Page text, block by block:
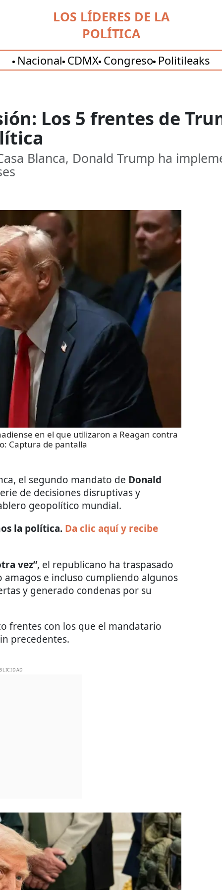
LOS LÍDERES DE LA
POLÍTICA
Nacional CDMX Congreso Politileaks
Los 5 frentes de
Blanca, Donald Trump ha
en el que utilizaron a Reagan contra
Captura de pantalla
el segundo mandato de Donald
de decisiones disruptivas y
geopolítico mundial.
la política. Da clic aquí y recibe
vez”, el republicano ha traspasado
e incluso cumpliendo algunos
y generado condenas por su
frentes con los que el mandatario
precedentes.